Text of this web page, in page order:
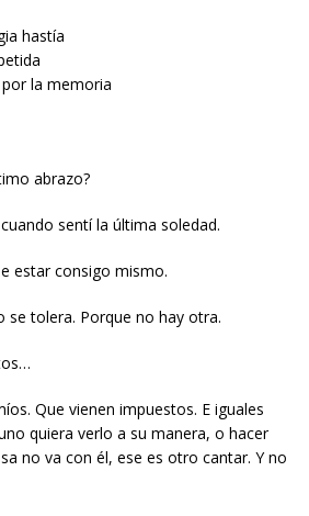
hastía
la memoria
abrazo?
sentí la última soledad.
estar consigo mismo.
se tolera. Porque no hay otra.
Que vienen impuestos. E iguales
quiera verlo a su manera, o hacer
no va con él, ese es otro cantar. Y no